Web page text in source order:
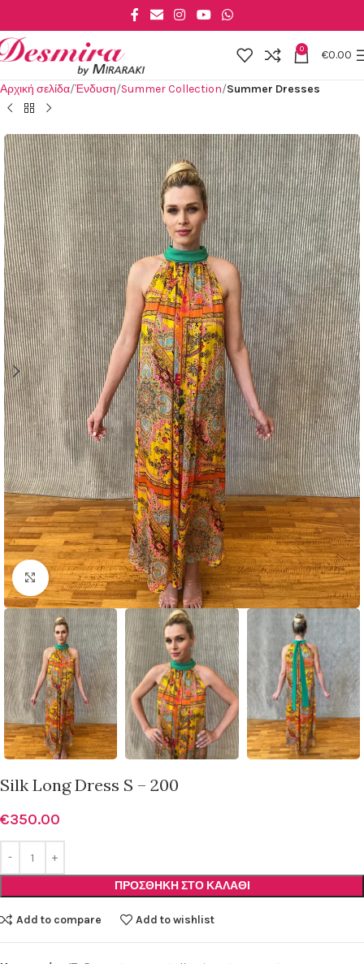
0 €0.00
Αρχική σελίδα Ένδυση Summer Collection Summer Dresses
Click to enlarge
Silk Long Dress S – 200
€350.00
ΠΡΟΣΘΉΚΗ ΣΤΟ ΚΑΛΆΘΙ
Add to compare Add to wishlist